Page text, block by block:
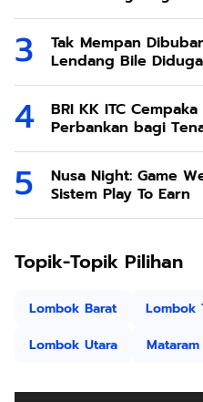
Tak Mempan
Lendang Bile
BRI KK ITC
Perbankan bagi
Nusa Night: Game
Sistem Play To Earn
Topik-Topik Pilihan
Lombok Barat Lombok
Lombok Utara
Mataram